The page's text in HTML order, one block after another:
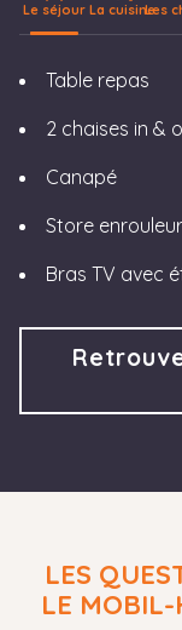
Le séjour La cuisineLes
LE SÉJOUR
Table repas
2 chaises in &
Canapé
Store enrouleur
Bras TV avec
LES
LE MOBIL-